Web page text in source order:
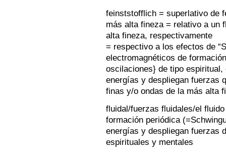
feinststofflich = superlativo de
más alta fineza = relativo a un
alta fineza, respectivamente
= respectivo a los efectos de
electromagnéticos de
oscilaciones} de tipo
energías y despliegan fuerzas
finas y/o ondas de la más alta
fluidal/fuerzas fluidales/el
formación periódica
energías y despliegan fuerzas
espirituales y mentales